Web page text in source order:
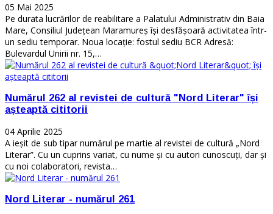
05 Mai 2025
Pe durata lucrărilor de reabilitare a Palatului Administrativ din Baia
Mare, Consiliul Județean Maramureș își desfășoară activitatea într-
un sediu temporar. Noua locație: fostul sediu BCR Adresă:
Bulevardul Unirii nr. 15,…
Numărul 262 al revistei de cultură "Nord Literar" își
așteaptă cititorii
04 Aprilie 2025
A ieșit de sub tipar numărul pe martie al revistei de cultură „Nord
Literar”. Cu un cuprins variat, cu nume și cu autori cunoscuți, dar și
cu noi colaboratori, revista…
Nord Literar - numărul 261